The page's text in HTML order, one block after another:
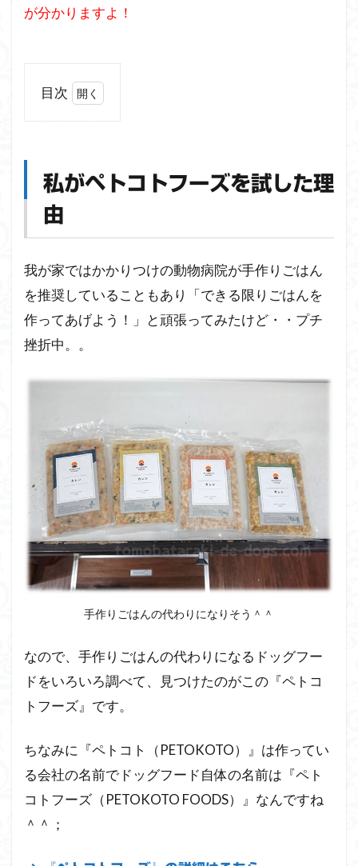
が分かりますよ！
目次
ト
コ
ト
フ
ズ
を
試
し
た
理
類の
ペト
コト
フー
ズを
試食
した
感想
と２
匹の
つき
ッ
ク！
ン
（Chicken）
を試食した
感想と２匹
具合を検証
私がペトコトフーズを試した理
由
我が家ではかかりつけの動物病院が手作りごはん
を推奨していることもあり「できる限りごはんを
作ってあげよう！」と頑張ってみたけど・・プチ
挫折中。。
手作りごはんの代わりになりそう＾＾
なので、手作りごはんの代わりになるドッグフー
ドをいろいろ調べて、見つけたのがこの『ペトコ
トフーズ』です。
ちなみに『ペトコト（PETOKOTO）』は作ってい
る会社の名前でドッグフード自体の名前は『ペト
コトフーズ（PETOKOTO FOODS）』なんですね
＾＾；